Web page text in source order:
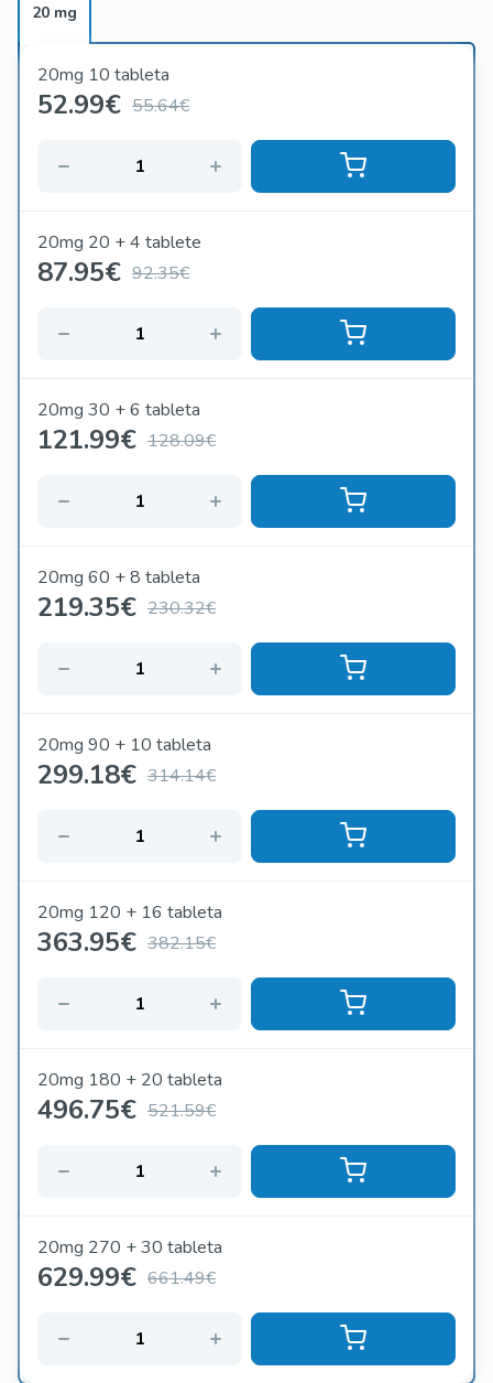
20 mg
20mg 10 tableta
52.99€ 55.64€
20mg 20 + 4 tablete
87.95€ 92.35€
20mg 30 + 6 tableta
121.99€ 128.09€
20mg 60 + 8 tableta
219.35€ 230.32€
20mg 90 + 10 tableta
299.18€ 314.14€
20mg 120 + 16 tableta
363.95€ 382.15€
20mg 180 + 20 tableta
496.75€ 521.59€
20mg 270 + 30 tableta
629.99€ 661.49€